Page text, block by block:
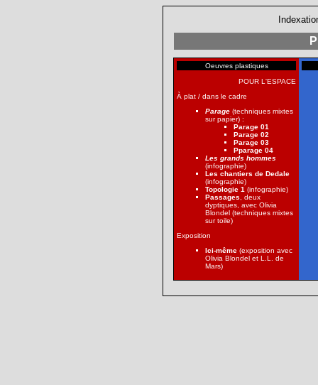
Oeuvres plastiques
POUR L'ESPACE
À plat / dans le cadre
Parage (techniques mixtes
sur papier) :
Parage 01
Parage 02
Parage 03
Pparage 04
Les grands hommes
(infographie)
Les chantiers de Dedale
(infographie)
Topologie 1 (infographie)
Passages , deux
dyptiques, avec Olivia
Blondel (techniques mixtes
sur toile)
Exposition
Ici-même (exposition avec
Olivia Blondel et L.L. de
Mars)